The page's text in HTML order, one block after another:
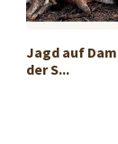
Jagd auf
der S...